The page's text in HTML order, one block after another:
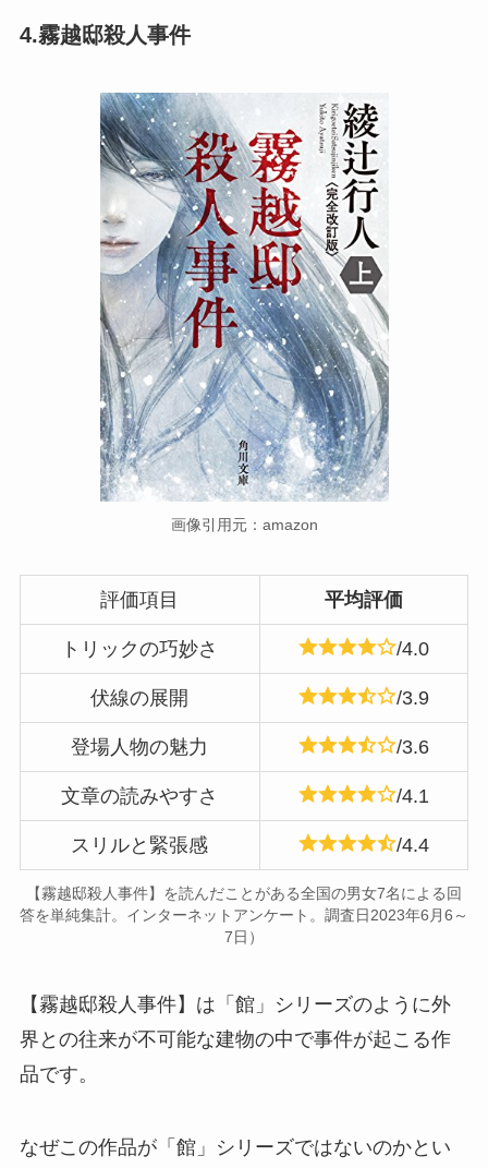
4.霧越邸殺人事件
画像引用元：amazon
評価項目 平均評価
トリックの巧妙さ /4.0
伏線の展開 /3.9
登場人物の魅力 /3.6
文章の読みやすさ /4.1
スリルと緊張感 /4.4
【霧越邸殺人事件】を読んだことがある全国の男女7名による回
答を単純集計。インターネットアンケート。調査日2023年6月6～
7日）
【霧越邸殺人事件】は「館」シリーズのように外
界との往来が不可能な建物の中で事件が起こる作
品です。
なぜこの作品が「館」シリーズではないのかとい